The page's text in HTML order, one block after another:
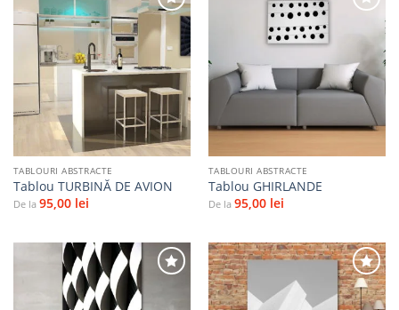
Adaugă
la
TABLOURI ABSTRACTE
Tablou TURBINĂ DE AVION
De la 95,00 lei
Adaugă
la
favorite
TABLOURI ABSTRACTE
Tablou GHIRLANDE
De la 95,00 lei